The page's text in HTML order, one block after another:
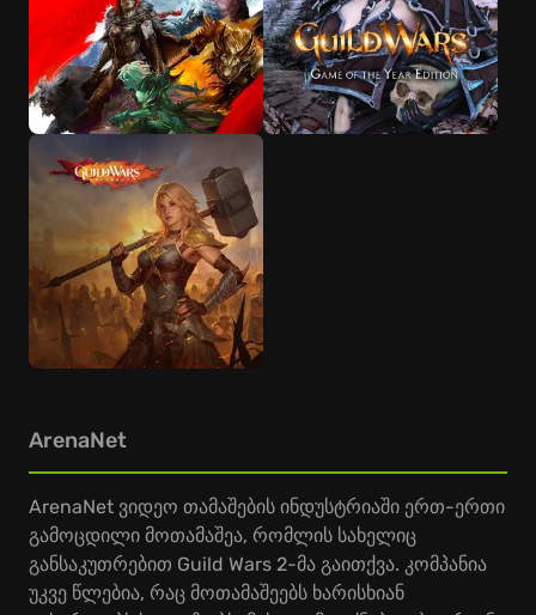
ArenaNet
ArenaNet ვიდეო თამაშების ინდუსტრიაში ერთ-ერთი
გამოცდილი მოთამაშეა, რომლის სახელიც
განსაკუთრებით Guild Wars 2-მა გაითქვა. კომპანია
უკვე წლებია, რაც მოთამაშეებს ხარისხიან